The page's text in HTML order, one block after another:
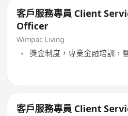
客戶服務專員 Client
Officer
Wimpac Living
獎金制度，專業金融培訓，
客戶服務專員 Client